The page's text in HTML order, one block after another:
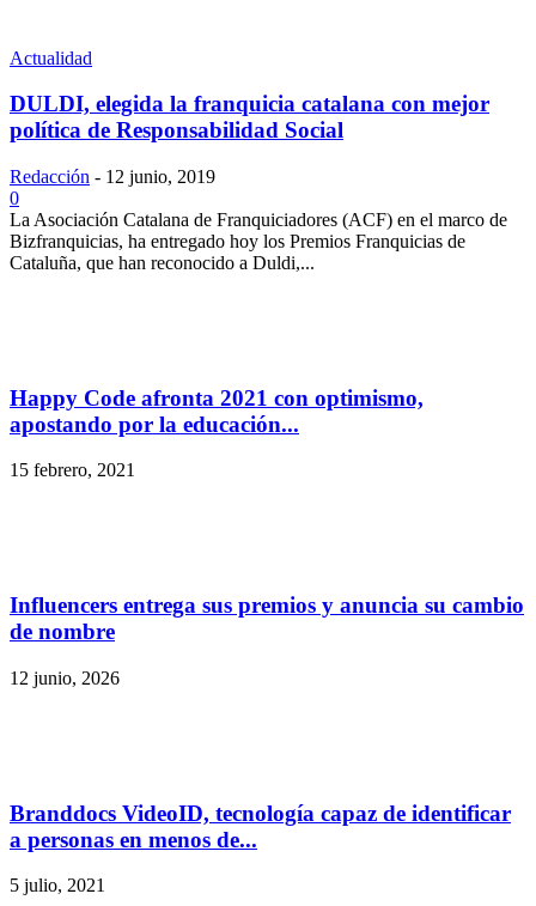
Actualidad
DULDI, elegida la franquicia catalana con mejor
política de Responsabilidad Social
Redacción - 12 junio, 2019
0
La Asociación Catalana de Franquiciadores (ACF) en el marco de
Bizfranquicias, ha entregado hoy los Premios Franquicias de
Cataluña, que han reconocido a Duldi,...
Happy Code afronta 2021 con optimismo,
apostando por la educación...
15 febrero, 2021
Influencers entrega sus premios y anuncia su cambio
de nombre
12 junio, 2026
Branddocs VideoID, tecnología capaz de identificar
a personas en menos de...
5 julio, 2021